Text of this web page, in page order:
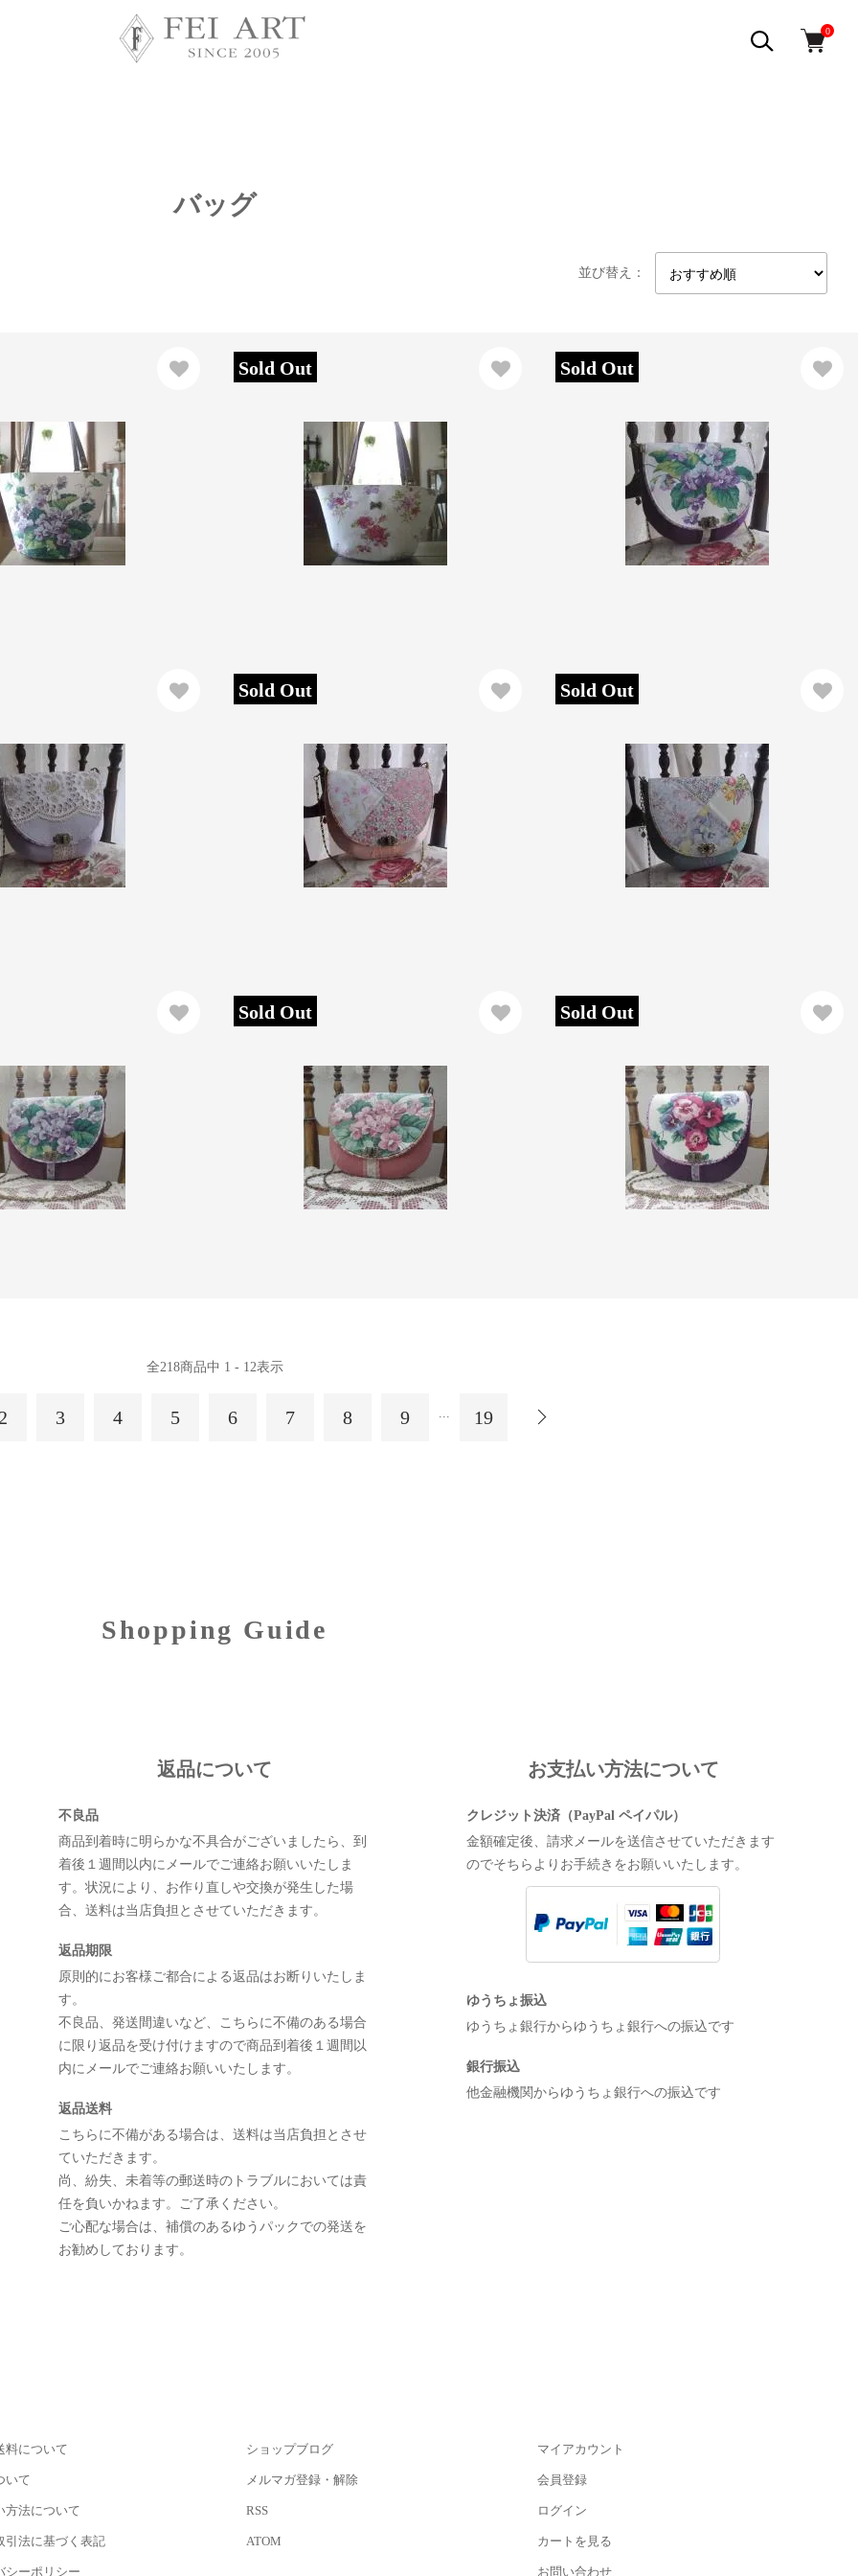
0
バッグ
並び替え：
Sold Out Sold Out
Sold Out Sold Out
Sold Out Sold Out
全218商品中 1 - 12表示
3 4 5 6 7 8 9 ... 19
Shopping Guide
返品について
不良品
商品到着時に明らかな不具合がございましたら、到
着後１週間以内にメールでご連絡お願いいたしま
す。状況により、お作り直しや交換が発生した場
合、送料は当店負担とさせていただきます。
返品期限
原則的にお客様ご都合による返品はお断りいたしま
す。
不良品、発送間違いなど、こちらに不備のある場合
に限り返品を受け付けますので商品到着後１週間以
内にメールでご連絡お願いいたします。
返品送料
こちらに不備がある場合は、送料は当店負担とさせ
ていただきます。
尚、紛失、未着等の郵送時のトラブルにおいては責
任を負いかねます。ご了承ください。
ご心配な場合は、補償のあるゆうパックでの発送を
お勧めしております。
お支払い方法について
クレジット決済（PayPal ペイパル）
金額確定後、請求メールを送信させていただきます
のでそちらよりお手続きをお願いいたします。
ゆうちょ振込
ゆうちょ銀行からゆうちょ銀行への振込です
銀行振込
他金融機関からゆうちょ銀行への振込です
料について
いて
方法について
引法に基づく表記
シーポリシー
ショップブログ
メルマガ登録・解除
RSS
ATOM
マイアカウント
会員登録
ログイン
カートを見る
お問い合わせ